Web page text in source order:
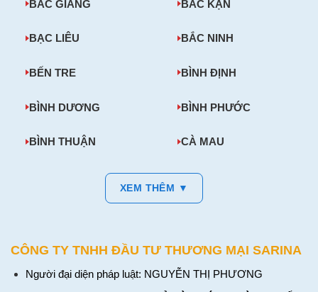
BẮC GIANG BẮC KẠN
BẠC LIÊU BẮC NINH
BẾN TRE BÌNH ĐỊNH
BÌNH DƯƠNG BÌNH PHƯỚC
BÌNH THUẬN CÀ MAU
XEM THÊM ▼
CÔNG TY TNHH ĐẦU TƯ THƯƠNG MẠI SARINA
Người đại diện pháp luật: NGUYỄN THỊ PHƯƠNG